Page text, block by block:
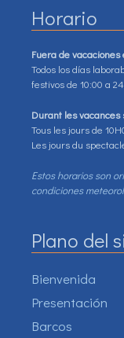
Horario
Fuera de vacaciones
Todos los días
festivos de 10:00 a
Durant les vacances
Tous les jours de
Les jours du
Estos horarios son
condiciones
Plano del
Bienvenida
Presentación
Barcos